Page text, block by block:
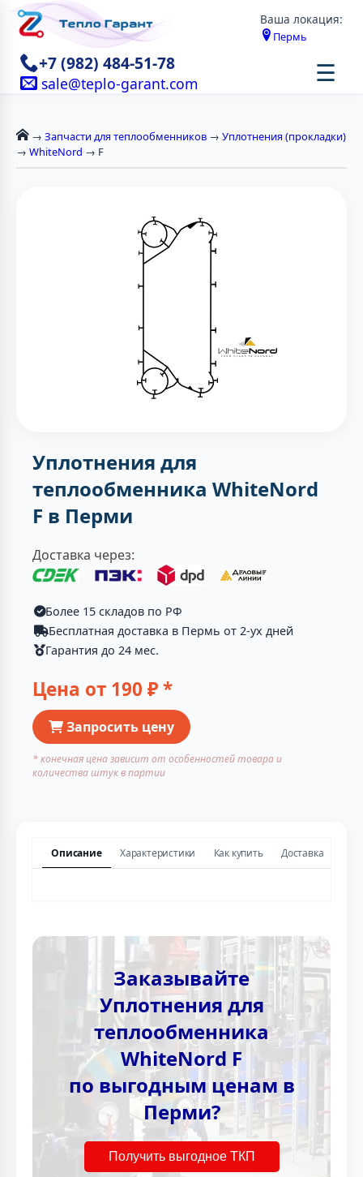
Ваша локация:
Пермь
+7 (982) 484-51-78
sale@teplo-garant.com ☰
→ Запчасти для теплообменников → Уплотнения (прокладки)
→ WhiteNord → F
Уплотнения для
теплообменника WhiteNord
F в Перми
Доставка через:
Более 15 складов по РФ
Бесплатная доставка в Пермь от 2-ух дней
Гарантия до 24 мес.
Цена от 190 ₽ *
Запросить цену
* конечная цена зависит от особенностей товара и
количества штук в партии
Описание Характеристики Как купить Доставка
Заказывайте
Уплотнения для
теплообменника
WhiteNord F
по выгодным ценам в
Перми?
Получить выгодное ТКП